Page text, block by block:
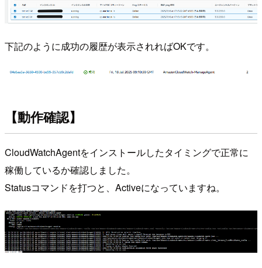
下記のように成功の履歴が表示されればOKです。
【動作確認】
CloudWatchAgentをインストールしたタイミングで正常に
稼働しているか確認しました。
Statusコマンドを打つと、Activeになっていますね。